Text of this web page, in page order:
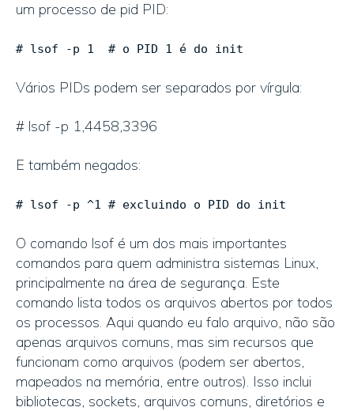
um processo de pid PID:
# lsof -p 1 # o PID 1 é do init
Vários PIDs podem ser separados por vírgula:
# lsof -p 1,4458,3396
E também negados:
# lsof -p ^1 # excluindo o PID do init
O comando lsof é um dos mais importantes
comandos para quem administra sistemas Linux,
principalmente na área de segurança. Este
comando lista todos os arquivos abertos por todos
os processos. Aqui quando eu falo arquivo, não são
apenas arquivos comuns, mas sim recursos que
funcionam como arquivos (podem ser abertos,
mapeados na memória, entre outros). Isso inclui
bibliotecas, sockets, arquivos comuns, diretórios e